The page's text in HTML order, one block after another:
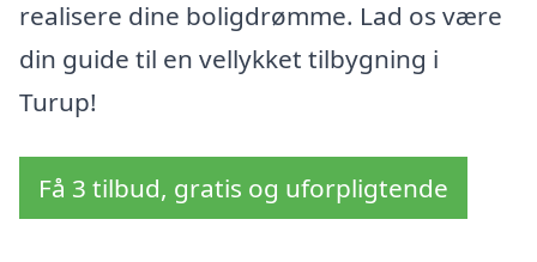
realisere dine boligdrømme. Lad os være
din guide til en vellykket tilbygning i
Turup!
Få 3 tilbud, gratis og uforpligtende